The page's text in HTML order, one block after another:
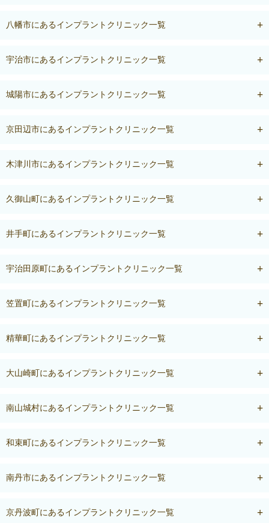
八幡市にあるインプラントクリニック一覧
宇治市にあるインプラントクリニック一覧
城陽市にあるインプラントクリニック一覧
京田辺市にあるインプラントクリニック一覧
木津川市にあるインプラントクリニック一覧
久御山町にあるインプラントクリニック一覧
井手町にあるインプラントクリニック一覧
宇治田原町にあるインプラントクリニック一覧
笠置町にあるインプラントクリニック一覧
精華町にあるインプラントクリニック一覧
大山崎町にあるインプラントクリニック一覧
南山城村にあるインプラントクリニック一覧
和束町にあるインプラントクリニック一覧
南丹市にあるインプラントクリニック一覧
京丹波町にあるインプラントクリニック一覧